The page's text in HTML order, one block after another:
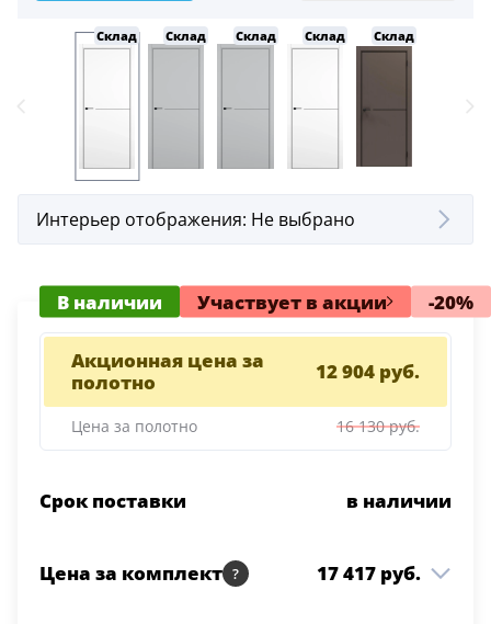
Склад Склад Склад Склад Склад
Интерьер отображения: Не выбрано
В наличии Участвует в акции -20%
Акционная цена за
полотно
12 904 руб.
Цена за полотно 16 130 руб.
Срок поставки в наличии
Цена за комплект 17 417 руб.